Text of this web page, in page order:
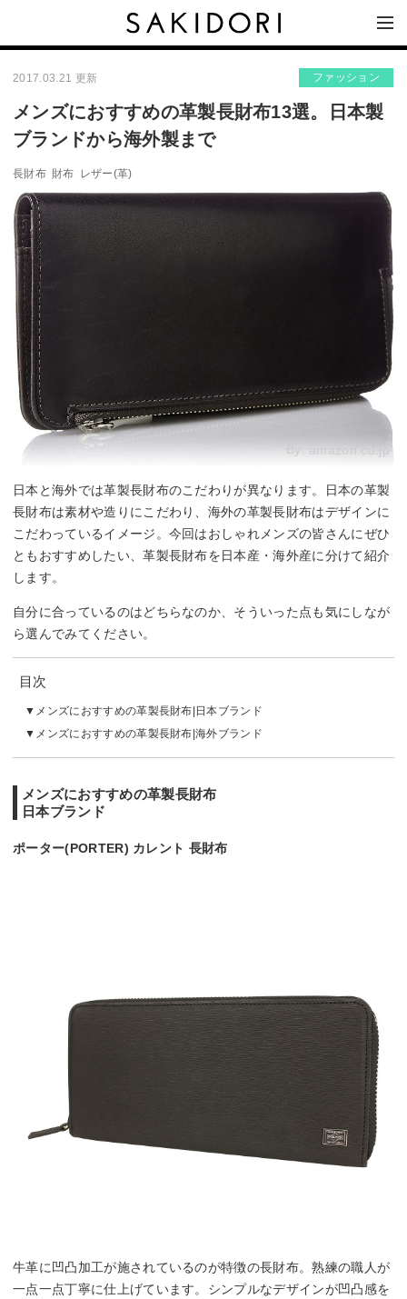
2017.03.21 更新 ファッション
メンズにおすすめの革製長財布13選。日本製
ブランドから海外製まで
長財布 財布 レザー(革)
By: amazon.co.jp
日本と海外では革製長財布のこだわりが異なります。日本の革製
長財布は素材や造りにこだわり、海外の革製長財布はデザインに
こだわっているイメージ。今回はおしゃれメンズの皆さんにぜひ
ともおすすめしたい、革製長財布を日本産・海外産に分けて紹介
します。
自分に合っているのはどちらなのか、そういった点も気にしなが
ら選んでみてください。
目次
メンズにおすすめの革製長財布|日本ブランド
メンズにおすすめの革製長財布|海外ブランド
メンズにおすすめの革製長財布
日本ブランド
ポーター(PORTER) カレント 長財布
牛革に凹凸加工が施されているのが特徴の長財布。熟練の職人が
一点一点丁寧に仕上げています。シンプルなデザインが凹凸感を